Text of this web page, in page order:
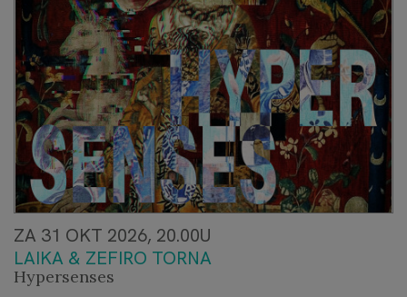
ZA 31 OKT 2026, 20.00U
LAIKA & ZEFIRO TORNA
Hypersenses